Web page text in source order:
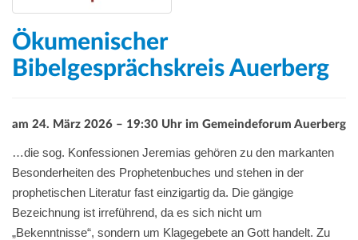
Ökumenischer
Bibelgesprächskreis Auerberg
am 24. März 2026 – 19:30 Uhr im Gemeindeforum Auerberg
…die sog. Konfessionen Jeremias gehören zu den markanten
Besonderheiten des Prophetenbuches und stehen in der
prophetischen Literatur fast einzigartig da. Die gängige
Bezeichnung ist irreführend, da es sich nicht um
„Bekenntnisse“, sondern um Klagegebete an Gott handelt. Zu